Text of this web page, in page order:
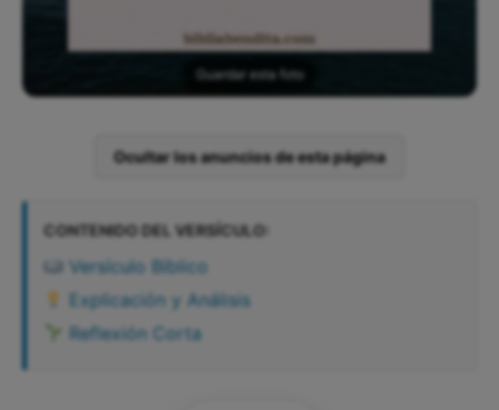
Guardar esta foto
Ocultar los anuncios de esta página
CONTENIDO DEL VERSÍCULO:
Versículo Bíblico
Explicación y Análisis
Reflexión Corta